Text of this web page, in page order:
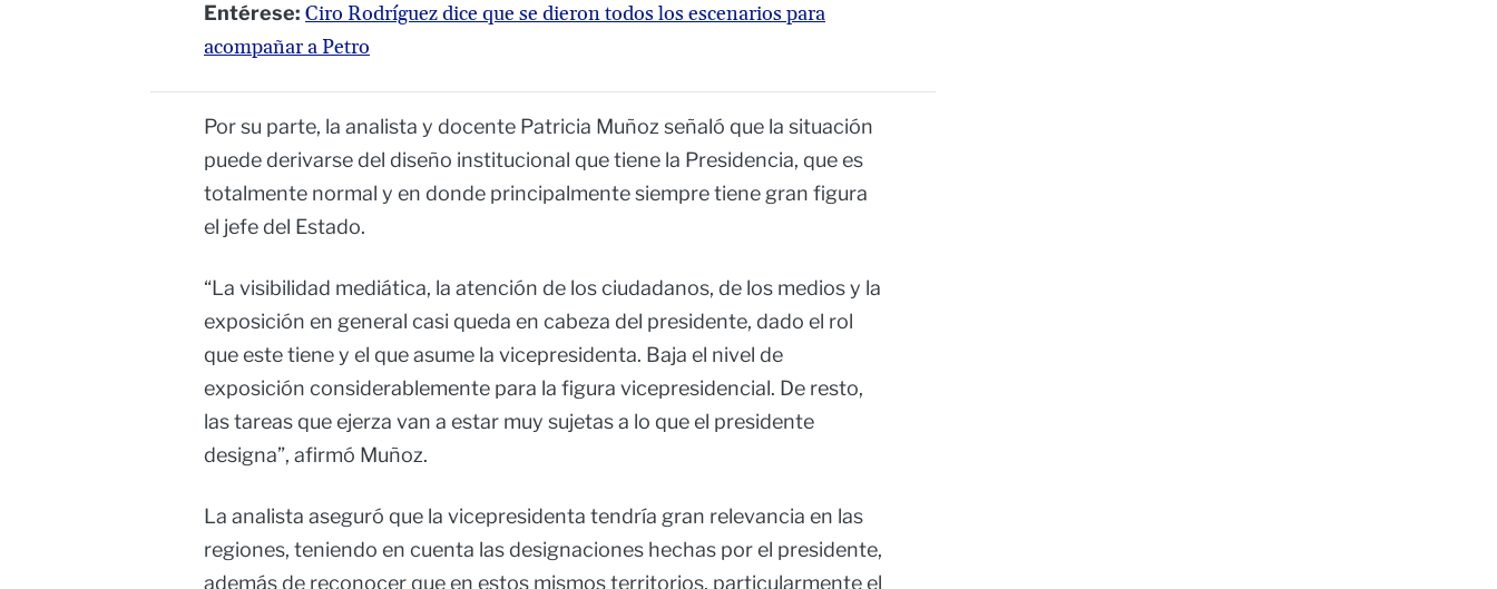
Entérese: Ciro Rodríguez dice que se dieron todos los escenarios para
acompañar a Petro
Por su parte, la analista y docente Patricia Muñoz señaló que la situación
puede derivarse del diseño institucional que tiene la Presidencia, que es
totalmente normal y en donde principalmente siempre tiene gran figura
el jefe del Estado.
“La visibilidad mediática, la atención de los ciudadanos, de los medios y la
exposición en general casi queda en cabeza del presidente, dado el rol
que este tiene y el que asume la vicepresidenta. Baja el nivel de
exposición considerablemente para la figura vicepresidencial. De resto,
las tareas que ejerza van a estar muy sujetas a lo que el presidente
designa”, afirmó Muñoz.
La analista aseguró que la vicepresidenta tendría gran relevancia en las
regiones, teniendo en cuenta las designaciones hechas por el presidente,
además de reconocer que en estos mismos territorios, particularmente el